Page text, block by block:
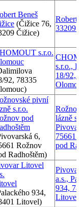
Beneš
(Čižice 76,
Čižice)
Robert
33209
s.r.o.
92, 78335
s.r.o.,
18/92,
pivní
s.r.o.
pod
6,
Rožnov
Radhoštěm)
lázně
75661
pod
Litovel
934,
Litovel)
Pivovar
a.s.,
934,
Litovel